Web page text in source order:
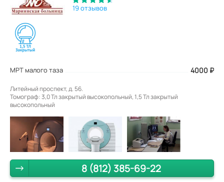
19 отзывов
МРТ малого таза 4000 ₽
Литейный проспект, д. 56.
Томограф: 3,0 Тл закрытый высокопольный, 1,5 Тл закрытый
высокопольный
8 (812) 385-69-22